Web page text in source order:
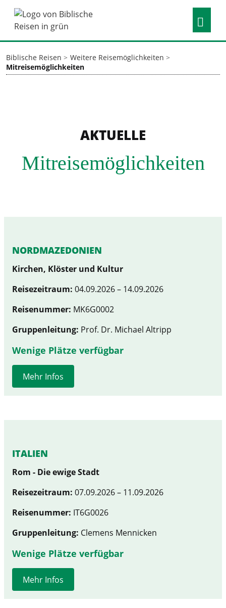
Biblische Reisen
Weitere Reisemöglichkeiten
Mitreisemöglichkeiten
AKTUELLE
Mitreisemöglichkeiten
NORDMAZEDONIEN
Kirchen, Klöster und Kultur
Reisezeitraum: 04.09.2026 – 14.09.2026
Reisenummer: MK6G0002
Gruppenleitung: Prof. Dr. Michael Altripp
Wenige Plätze verfügbar
Mehr Infos
ITALIEN
Rom - Die ewige Stadt
Reisezeitraum: 07.09.2026 – 11.09.2026
Reisenummer: IT6G0026
Gruppenleitung: Clemens Mennicken
Wenige Plätze verfügbar
Mehr Infos